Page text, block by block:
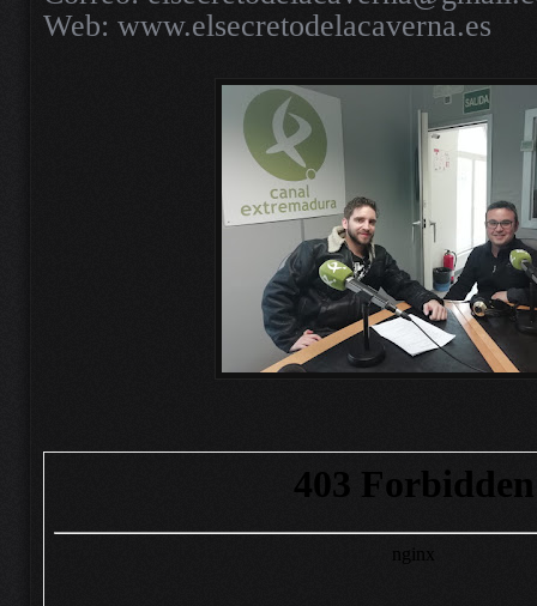
Web: www.elsecretodelacaverna.es